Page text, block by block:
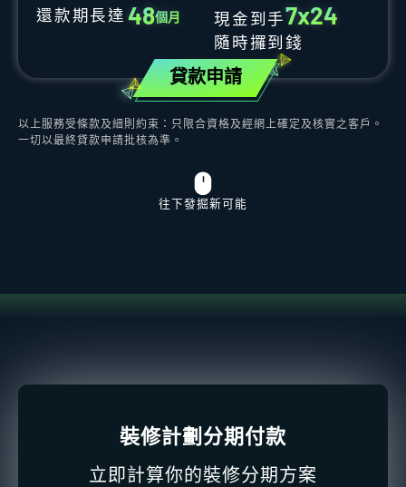
還款期長達 48個月 現金到手7x24
隨時攞到錢
貸款申請
以上服務受條款及細則約束：只限合資格及經網上確定及核實之客戶。
一切以最終貸款申請批核為準。
往下發掘新可能
裝修計劃分期付款
立即計算你的裝修分期方案